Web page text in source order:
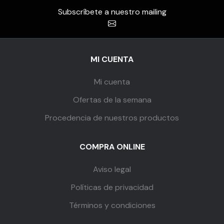
Subscríbete a nuestro mailing
MI CUENTA
Mi cuenta
Ofertas de la semana
Procedencia de nuestros productos
COMPRA ONLINE
Aviso legal
Políticas de privacidad
Términos y condiciones